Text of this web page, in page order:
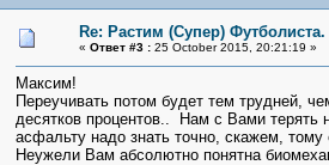
Re: Растим (Супер) Футболиста.
« Ответ #3 :25 October 2015, 20:21:19 »
Максим!
Переучивать потом будет тем трудней,
десятков процентов.. Нам с Вами терять
асфальту надо знать точно, скажем, тому
Неужели Вам абсолютно понятна